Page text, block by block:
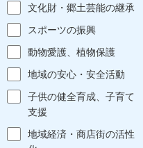
文化財・郷土芸能の継承
スポーツの振興
動物愛護、植物保護
地域の安心・安全活動
子供の健全育成、子育て
支援
地域経済・商店街の活性